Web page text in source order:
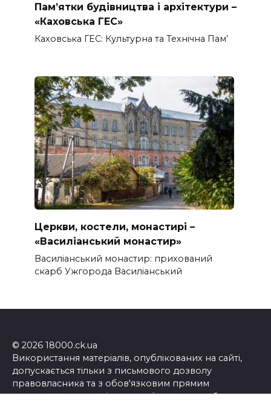
Пам’ятки будівництва і архітектури –
«Каховська ГЕС»
Каховська ГЕС: Культурна та Технічна Пам’
Церкви, костели, монастирі –
«Василіанський монастир»
Василіанський монастир: прихований
скарб Ужгорода Василіанський
© 2026 18000.ck.ua
Використання матеріалів, опублікованих на сайті,
допускається тільки з письмового дозволу
правовласника та з обов'язковим прямим
посиланням на сторінку, з якої запозичений